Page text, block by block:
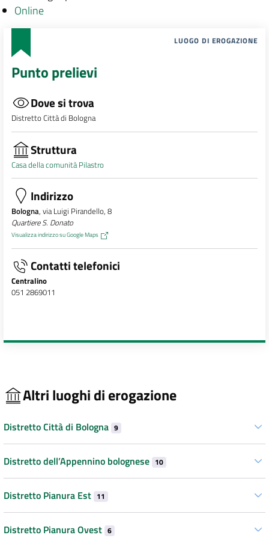
Online
LUOGO DI EROGAZIONE
Punto prelievi
Dove si trova
Distretto Città di Bologna
Struttura
Casa della comunità Pilastro
Indirizzo
Bologna, via Luigi Pirandello, 8
Quartiere S. Donato
Visualizza indirizzo su Google Maps
Contatti telefonici
Centralino
051 2869011
Altri luoghi di erogazione
Distretto Città di Bologna 9
Distretto dell’Appennino bolognese 10
Distretto Pianura Est 11
Distretto Pianura Ovest 6